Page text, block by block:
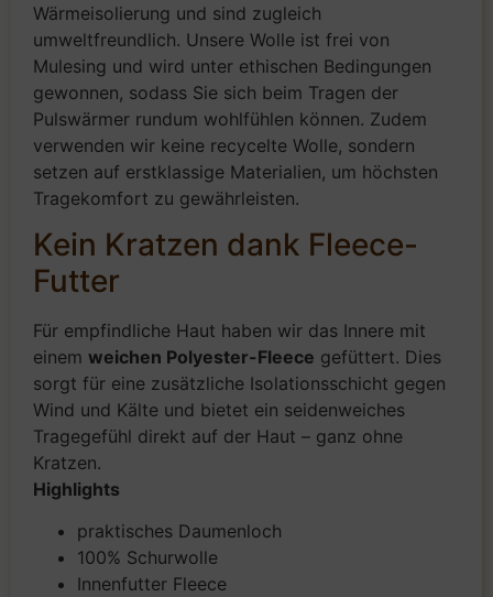
Wärmeisolierung und sind zugleich
umweltfreundlich. Unsere Wolle ist frei von
Mulesing und wird unter ethischen Bedingungen
gewonnen, sodass Sie sich beim Tragen der
Pulswärmer rundum wohlfühlen können. Zudem
verwenden wir keine recycelte Wolle, sondern
setzen auf erstklassige Materialien, um höchsten
Tragekomfort zu gewährleisten.
Kein Kratzen dank Fleece-
Futter
Für empfindliche Haut haben wir das Innere mit
einem weichen Polyester-Fleece gefüttert. Dies
sorgt für eine zusätzliche Isolationsschicht gegen
Wind und Kälte und bietet ein seidenweiches
Tragegefühl direkt auf der Haut – ganz ohne
Kratzen.
Highlights
praktisches Daumenloch
100% Schurwolle
Innenfutter Fleece